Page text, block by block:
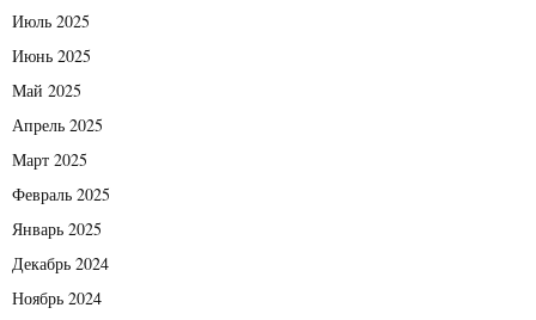
Июль 2025
Июнь 2025
Май 2025
Апрель 2025
Март 2025
Февраль 2025
Январь 2025
Декабрь 2024
Ноябрь 2024